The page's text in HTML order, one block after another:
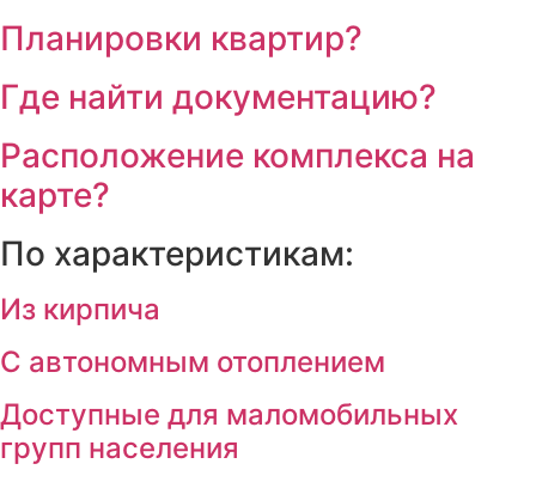
Планировки квартир?
Где найти документацию?
Расположение комплекса на
карте?
По характеристикам:
Из кирпича
С автономным отоплением
Доступные для маломобильных
групп населения